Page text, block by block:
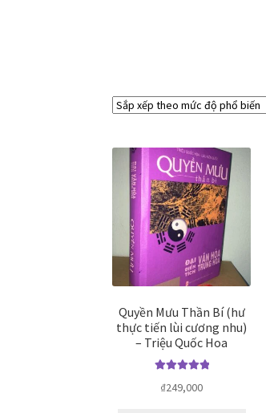
Quyền Mưu Thần Bí (hư
thực tiến lùi cương nhu)
– Triệu Quốc Hoa
hạng5.00 5
₫249,000